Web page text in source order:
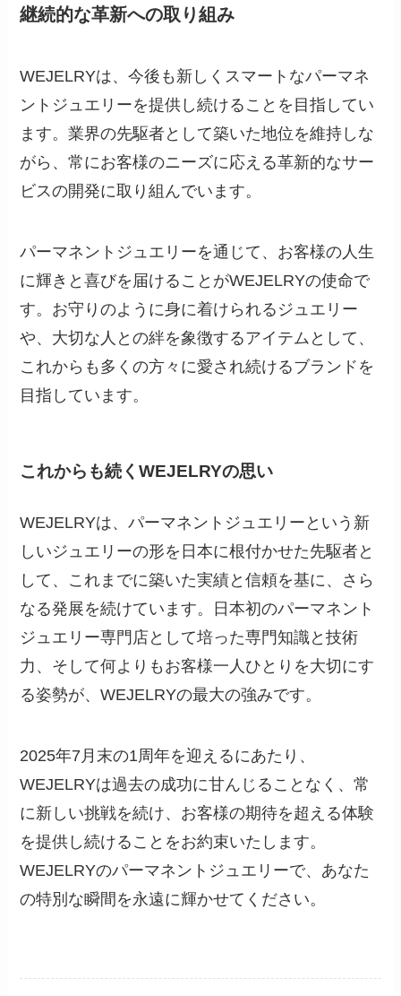
継続的な革新への取り組み
WEJELRYは、今後も新しくスマートなパーマネ
ントジュエリーを提供し続けることを目指してい
ます。業界の先駆者として築いた地位を維持しな
がら、常にお客様のニーズに応える革新的なサー
ビスの開発に取り組んでいます。
パーマネントジュエリーを通じて、お客様の人生
に輝きと喜びを届けることがWEJELRYの使命で
す。お守りのように身に着けられるジュエリー
や、大切な人との絆を象徴するアイテムとして、
これからも多くの方々に愛され続けるブランドを
目指しています。
これからも続くWEJELRYの思い
WEJELRYは、パーマネントジュエリーという新
しいジュエリーの形を日本に根付かせた先駆者と
して、これまでに築いた実績と信頼を基に、さら
なる発展を続けています。日本初のパーマネント
ジュエリー専門店として培った専門知識と技術
力、そして何よりもお客様一人ひとりを大切にす
る姿勢が、WEJELRYの最大の強みです。
2025年7月末の1周年を迎えるにあたり、
WEJELRYは過去の成功に甘んじることなく、常
に新しい挑戦を続け、お客様の期待を超える体験
を提供し続けることをお約束いたします。
WEJELRYのパーマネントジュエリーで、あなた
の特別な瞬間を永遠に輝かせてください。